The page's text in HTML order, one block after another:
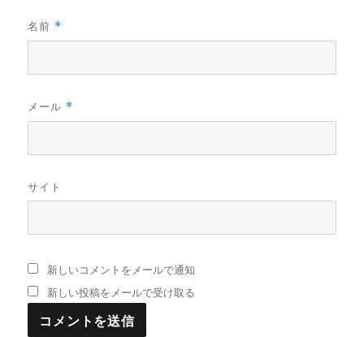
名前 *
メール *
サイト
新しいコメントをメールで通知
新しい投稿をメールで受け取る